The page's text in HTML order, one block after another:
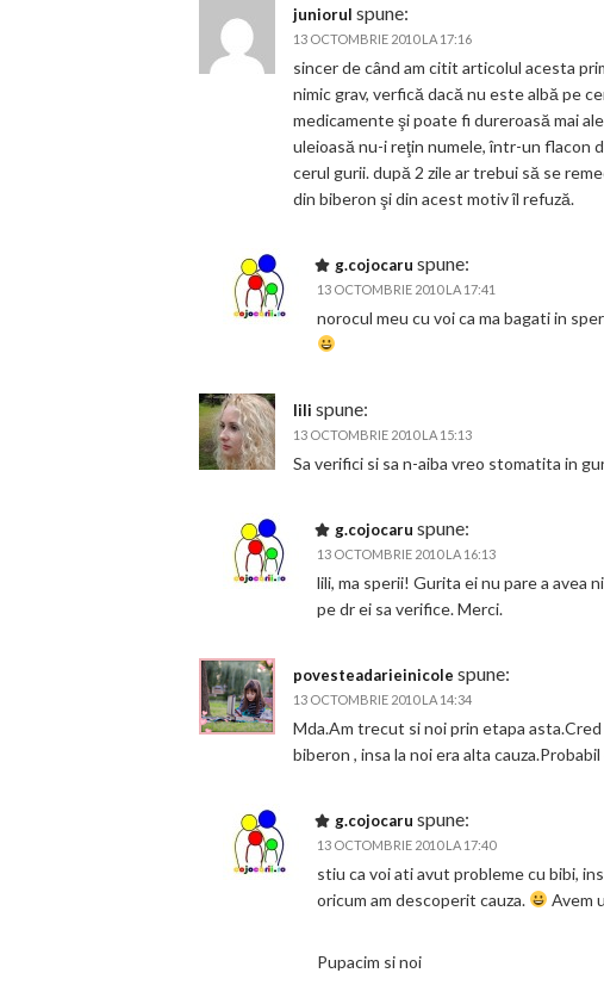
juniorul spune:
13 OCTOMBRIE 2010 LA 17:16
sincer de când am citit articolul acesta
nimic grav, verfică dacă nu este albă pe
medicamente şi poate fi dureroasă mai
uleioasă nu-i reţin numele, într-un flacon
cerul gurii. după 2 zile ar trebui să se
din biberon şi din acest motiv îl refuză.
g.cojocaru spune:
13 OCTOMBRIE 2010 LA 17:41
norocul meu cu voi ca ma bagati in
lili spune:
13 OCTOMBRIE 2010 LA 15:13
Sa verifici si sa n-aiba vreo stomatita in
g.cojocaru spune:
13 OCTOMBRIE 2010 LA 16:13
lili, ma sperii! Gurita ei nu pare a avea
pe dr ei sa verifice. Merci.
povesteadarieinicole spune:
13 OCTOMBRIE 2010 LA 14:34
Mda.Am trecut si noi prin etapa
biberon , insa la noi era alta
g.cojocaru spune:
13 OCTOMBRIE 2010 LA 17:40
stiu ca voi ati avut probleme cu bibi,
oricum am descoperit cauza.
Avem
Pupacim si noi